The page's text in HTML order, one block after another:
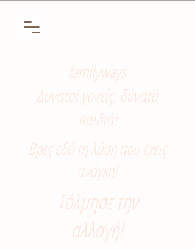
familyways
Δυνατοί γονείς, δυνατά
παιδιά!
Βρες εδώ τη λύση που έχεις
ανάγκη!
Τόλμησε την
αλλαγή!